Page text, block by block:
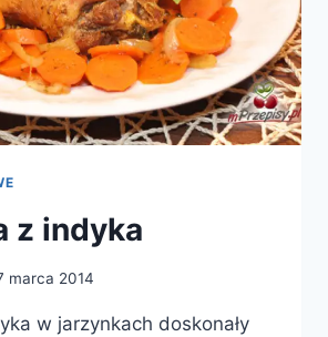
z indyka
marca 2014
w jarzynkach doskonały